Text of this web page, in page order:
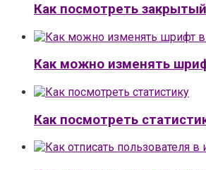
Как посмотреть
Как можно изменять
Как посмотреть